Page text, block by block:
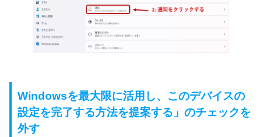
Windowsを最大限に活用し、このデバイスの
設定を完了する方法を提案する」のチェックを
外す